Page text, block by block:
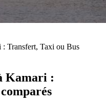
Transfert, Taxi ou Bus
Kamari :